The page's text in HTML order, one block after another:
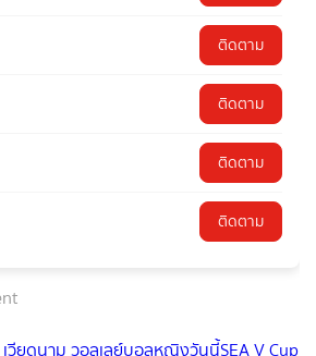
ติดตาม
ติดตาม
ติดตาม
ติดตาม